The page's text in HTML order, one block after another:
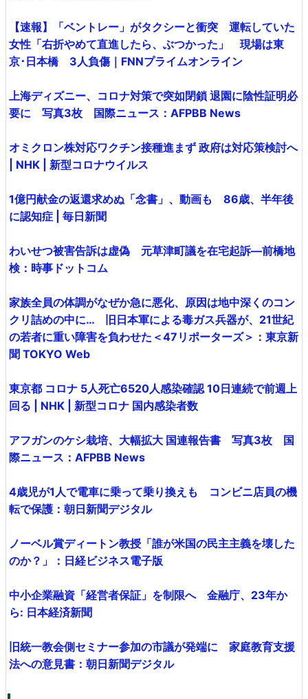
【速報】「ベントレー」がタクシーと衝突 運転していた
女性「右折やめて直進したら、ぶつかった」 現場は東
京･日本橋 3人負傷｜FNNプライムオンライン
上海ディズニー、コロナ対策で突如閉鎖 退園に陰性証明必
要に 写真3枚 国際ニュース：AFPBB News
オミクロン株対応ワクチン接種進まず 政府は対応策検討へ
| NHK | 新型コロナウイルス
1億円献金の返還求めぬ「念書」、動画も 86歳、半年後
に認知症 | 毎日新聞
わいせつ被害告訴は虚偽 元草津町議を在宅起訴―前橋地
検：時事ドットコム
家族全員の体調がなぜか急に悪化、原因は地中深くのコン
クリ詰めの中に… 旧日本軍による毒ガス兵器が、21世紀
の若者に重い障害を負わせた＜47リポーターズ＞：東京新
聞 TOKYO Web
東京都 コロナ 5人死亡6520人感染確認 10日連続で前週上
回る | NHK | 新型コロナ 国内感染者数
アフガンのケシ栽培、大幅拡大 国連報告書 写真3枚 国
際ニュース：AFPBB News
4歳児が1人で電車に乗って乗り換えも コンビニ店員の機
転で保護：朝日新聞デジタル
ノーベル賞ディートン教授「誰が米国の民主主義を壊した
のか？」：日経ビジネス電子版
中小企業融資「経営者保証」を制限へ 金融庁、23年か
ら: 日本経済新聞
旧統一教会側セミナー参加の市議が発端に 家庭教育支援
法への意見書：朝日新聞デジタル